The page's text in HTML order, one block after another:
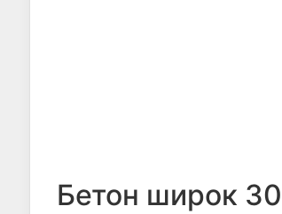
Бетон широк